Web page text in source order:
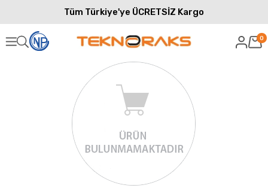
Tüm Türkiye'ye ÜCRETSİZ Kargo
0